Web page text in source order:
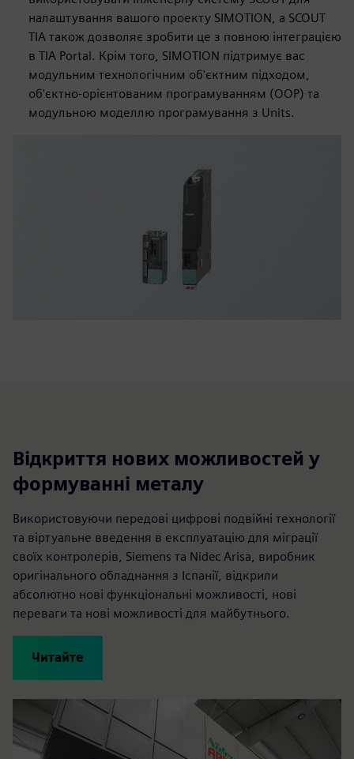
налаштування вашого проекту SIMOTION, а SCOUT
TIA також дозволяє зробити це з повною інтеграцією
в TIA Portal. Крім того, SIMOTION підтримує вас
модульним технологічним об'єктним підходом,
об'єктно-орієнтованим програмуванням (OOP) та
модульною моделлю програмування з Units.
Відкриття нових можливостей у
формуванні металу
Використовуючи передові цифрові подвійні технології
та віртуальне введення в експлуатацію для міграції
своїх контролерів, Siemens та Nidec Arisa, виробник
оригінального обладнання з Іспанії, відкрили
абсолютно нові функціональні можливості, нові
переваги та нові можливості для майбутнього.
Читайте